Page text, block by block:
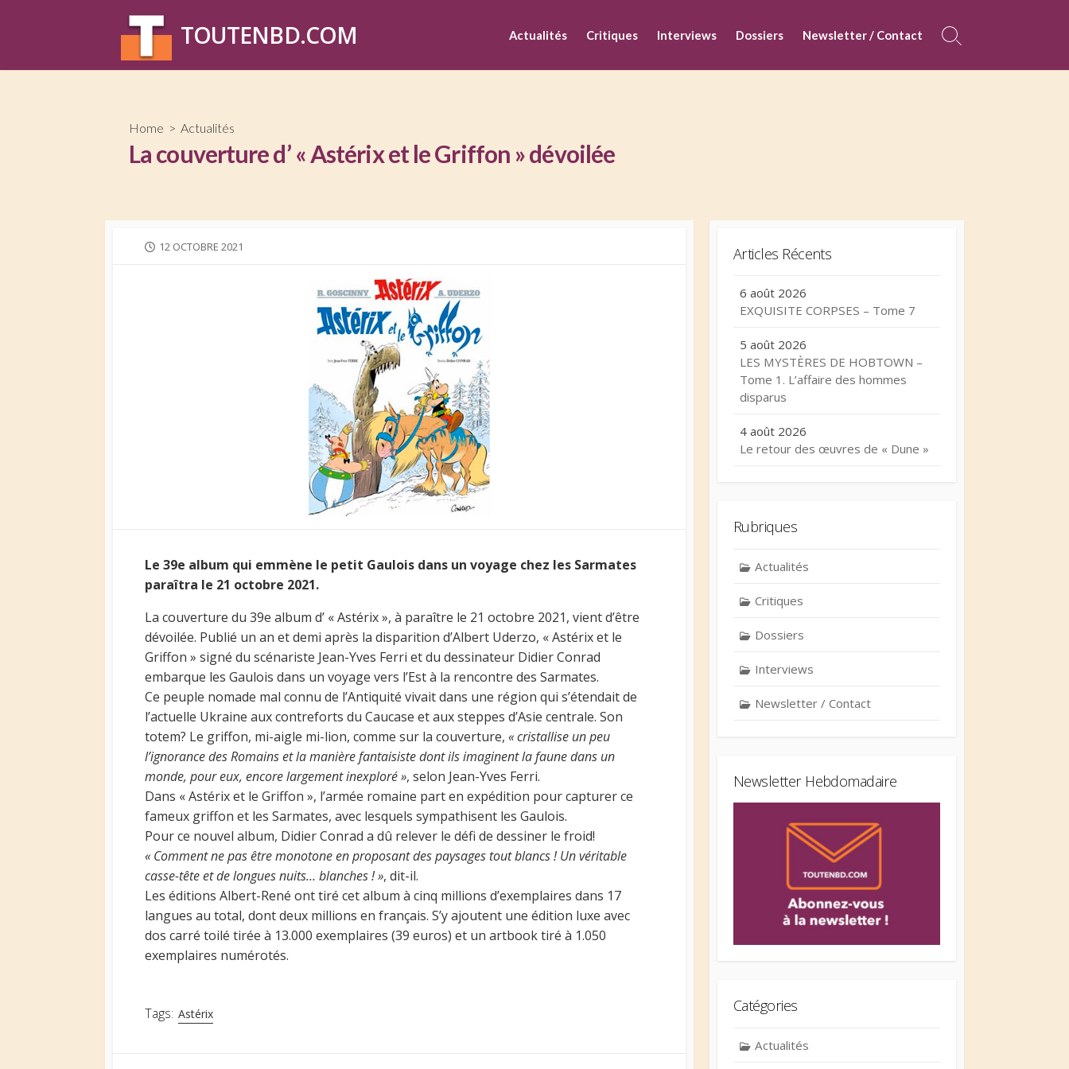
TOUTENBD.COM Actualités Critiques Interviews Dossiers Newsletter / Contact
Search
Home > Actualités
La couverture d’ « Astérix et le Griffon » dévoilée
PUBLISHED
12 OCTOBRE 2021
Le 39e album qui emmène le petit Gaulois dans un voyage chez les Sarmates
paraîtra le 21 octobre 2021.
La couverture du 39e album d’ « Astérix », à paraître le 21 octobre 2021, vient d’être
dévoilée. Publié un an et demi après la disparition d’Albert Uderzo, « Astérix et le
Griffon » signé du scénariste Jean-Yves Ferri et du dessinateur Didier Conrad
embarque les Gaulois dans un voyage vers l’Est à la rencontre des Sarmates.
Ce peuple nomade mal connu de l’Antiquité vivait dans une région qui s’étendait de
l’actuelle Ukraine aux contreforts du Caucase et aux steppes d’Asie centrale. Son
totem? Le griffon, mi-aigle mi-lion, comme sur la couverture, « cristallise un peu
l’ignorance des Romains et la manière fantaisiste dont ils imaginent la faune dans un
monde, pour eux, encore largement inexploré », selon Jean-Yves Ferri.
Dans « Astérix et le Griffon », l’armée romaine part en expédition pour capturer ce
fameux griffon et les Sarmates, avec lesquels sympathisent les Gaulois.
Pour ce nouvel album, Didier Conrad a dû relever le défi de dessiner le froid!
« Comment ne pas être monotone en proposant des paysages tout blancs ! Un véritable
casse-tête et de longues nuits… blanches ! », dit-il.
Les éditions Albert-René ont tiré cet album à cinq millions d’exemplaires dans 17
langues au total, dont deux millions en français. S’y ajoutent une édition luxe avec
dos carré toilé tirée à 13.000 exemplaires (39 euros) et un artbook tiré à 1.050
exemplaires numérotés.
Tags: Astérix
Articles Récents
6 août 2026
EXQUISITE CORPSES – Tome 7
5 août 2026
LES MYSTÈRES DE HOBTOWN –
Tome 1. L’affaire des hommes
disparus
4 août 2026
Le retour des œuvres de « Dune »
Rubriques
Actualités
Critiques
Dossiers
Interviews
Newsletter / Contact
Newsletter Hebdomadaire
Catégories
Actualités